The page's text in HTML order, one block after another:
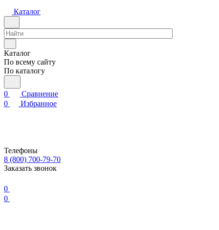
Каталог
Каталог
По всему сайту
По каталогу
0
Сравнение
0
Избранное
Телефоны
8 (800) 700-79-70
Заказать звонок
0
0